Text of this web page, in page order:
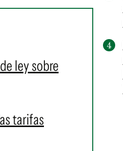
ley sobre
tarifas